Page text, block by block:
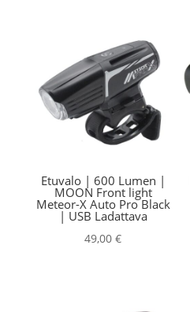
Etuvalo | 600 Lumen |
MOON Front light
Meteor-X Auto Pro Black
| USB Ladattava
49,00€